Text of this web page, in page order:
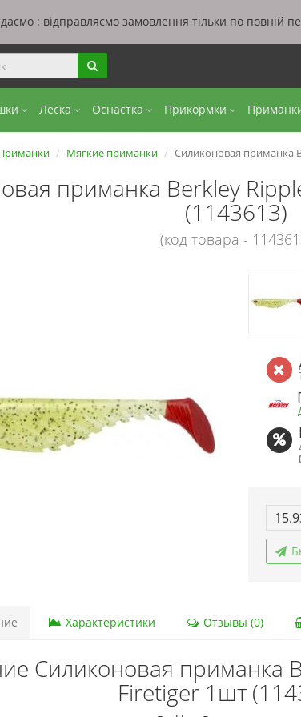
: відправляємо замовлення тільки по повній
Леска Оснастка Прикормки
Мягкие приманки Силиконовая приманка
приманка Berkley
(1143613)
(код товара -
Характеристики Отзывы (0)
Силиконовая приманка
Firetiger 1шт